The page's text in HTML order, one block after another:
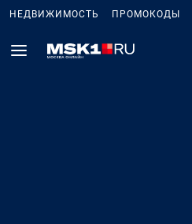
НЕДВИЖИМОСТЬ ПРОМОКОДЫ